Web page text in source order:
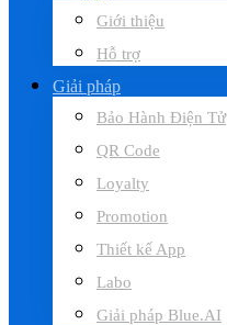
Giới thiệu
Hỗ trợ
Giải pháp
Bảo Hành Điện Tử
QR Code
Loyalty
Promotion
Thiết kế App
Labo
Giải pháp Blue.AI